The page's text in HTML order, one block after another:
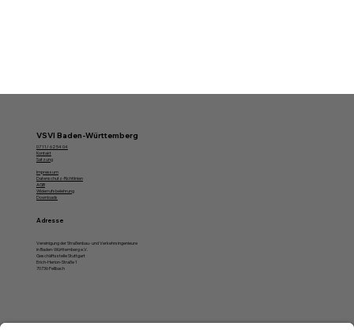
VSVI Baden-Württemberg
07 11/ 62 54 04
Kontakt
Satzung
Impressum
Datenschutz-Richtlinien
AGB
Widerrufsbelehrung
Downloads
Adresse
Vereinigung der Straßenbau- und Verkehrsingenieure
in Baden-Württemberg e.V.
Geschäftsstelle Stuttgart
Erich-Herion-Straße 1
70736 Fellbach